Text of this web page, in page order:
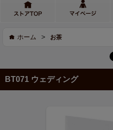
ホーム > お茶
BT071 ウェディング